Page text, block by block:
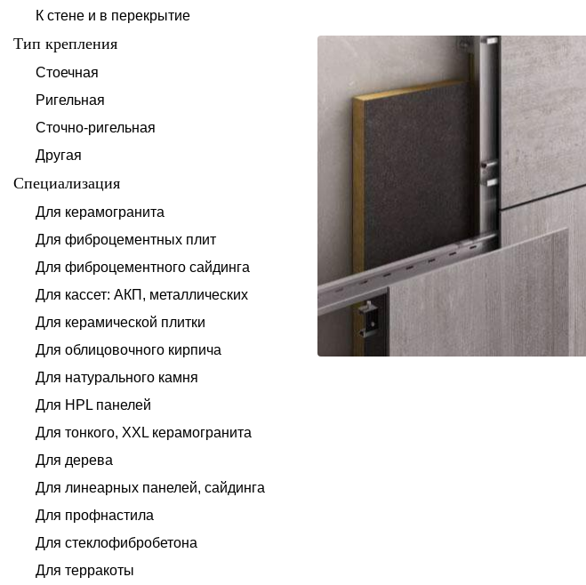
К стене и в перекрытие
Тип крепления
Стоечная
Ригельная
Сточно-ригельная
Другая
Специализация
Для керамогранита
Для фиброцементных плит
Для фиброцементного сайдинга
Для кассет: АКП, металлических
Для керамической плитки
Для облицовочного кирпича
Для натурального камня
Для HPL панелей
Для тонкого, XXL керамогранита
Для дерева
Для линеарных панелей, сайдинга
Для профнастила
Для стеклофибробетона
Для терракоты